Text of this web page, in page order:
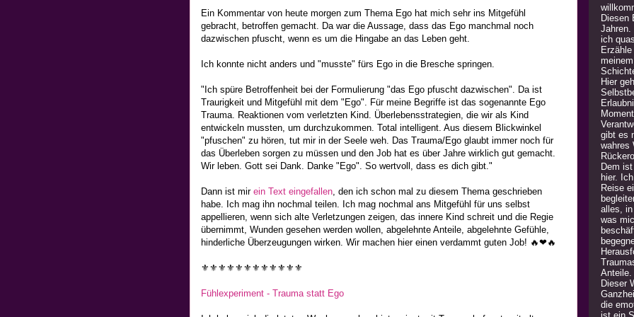
Ein Kommentar von heute morgen zum Thema Ego hat mich sehr ins Mitgefühl
gebracht, betroffen gemacht. Da war die Aussage, dass das Ego manchmal noch
dazwischen pfuscht, wenn es um die Hingabe an das Leben geht.
Ich konnte nicht anders und "musste" fürs Ego in die Bresche springen.
"Ich spüre Betroffenheit bei der Formulierung "das Ego pfuscht dazwischen". Da ist
Traurigkeit und Mitgefühl mit dem "Ego". Für meine Begriffe ist das sogenannte Ego
Trauma. Reaktionen vom verletzten Kind. Überlebensstrategien, die wir als Kind
entwickeln mussten, um durchzukommen. Total intelligent. Aus diesem Blickwinkel
"pfuschen" zu hören, tut mir in der Seele weh. Das Trauma/Ego glaubt immer noch für
das Überleben sorgen zu müssen und den Job hat es über Jahre wirklich gut gemacht.
Wir leben. Gott sei Dank. Danke "Ego". So wertvoll, dass es dich gibt."
Dann ist mir ein Text eingefallen, den ich schon mal zu diesem Thema geschrieben
habe. Ich mag ihn nochmal teilen. Ich mag nochmal ans Mitgefühl für uns selbst
appellieren, wenn sich alte Verletzungen zeigen, das innere Kind schreit und die Regie
übernimmt, Wunden gesehen werden wollen, abgelehnte Anteile, abgelehnte Gefühle,
hinderliche Überzeugungen wirken. Wir machen hier einen verdammt guten Job! 🔥❤🔥
⚜⚜⚜⚜⚜⚜⚜⚜⚜⚜⚜⚜
Fühlexperiment - Trauma statt Ego
Diesen
Jahren.
ich
Hier
gibt es
wahres
Dem
hier.
Reise
alles,
was
Anteile.
Dieser
die